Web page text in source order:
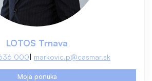
LOTOS Trnava
000 markovic.p@casmar.sk
Moja ponuka